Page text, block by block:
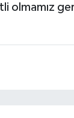
olmamız